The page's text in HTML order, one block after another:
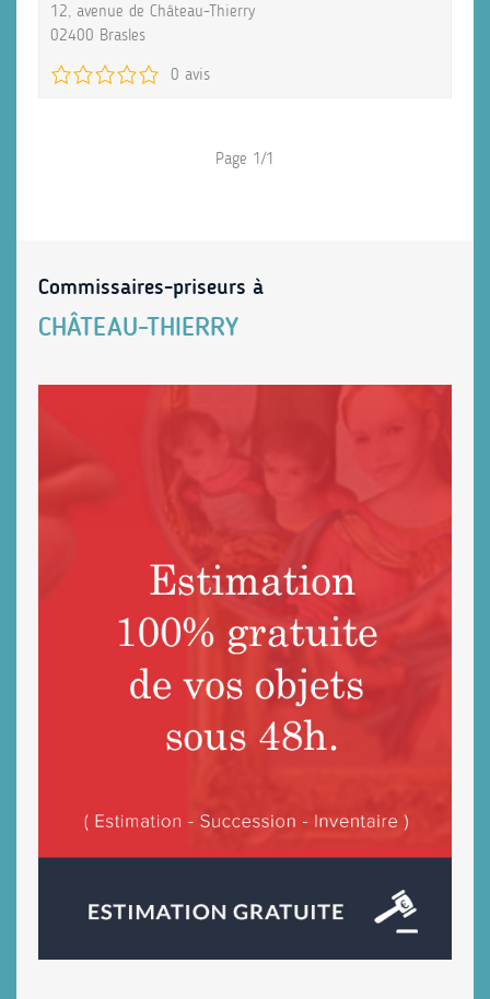
12, avenue de Château-Thierry
02400 Brasles
0 avis
Page 1/1
Commissaires-priseurs à
CHÂTEAU-THIERRY